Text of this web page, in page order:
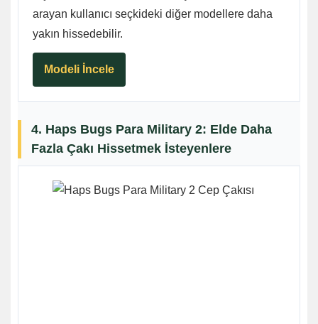
arayan kullanıcı seçkideki diğer modellere daha
yakın hissedebilir.
Modeli İncele
4. Haps Bugs Para Military 2: Elde Daha
Fazla Çakı Hissetmek İsteyenlere